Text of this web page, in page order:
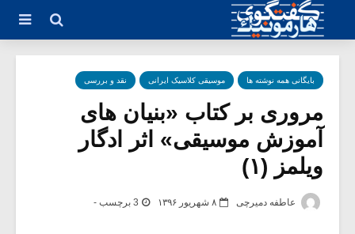
بایگانی همه نوشته ها موسیقی کلاسیک ایرانی نقد و بررسی
مروری بر کتاب «بنیان های
آموزش موسیقی» اثر ادگار
ویلمز (۱)
عاطفه دمیرچی ۸ شهریور ۱۳۹۶ 3 برچسب -